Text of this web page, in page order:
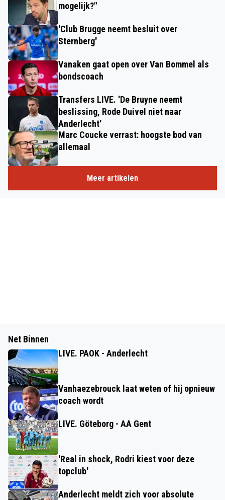
mogelijk?"
'Club Brugge neemt besluit over
Sternberg'
Vanaken gaat open over Van Bommel als
bondscoach
Transfers LIVE. 'De Bruyne neemt
beslissing, Rode Duivel niet naar
Anderlecht'
Marc Coucke verrast: hoogste bod van
allemaal
Meer artikelen
Net Binnen
LIVE. PAOK - Anderlecht
Vanhaezebrouck laat weten of hij opnieuw
coach wordt
LIVE. Göteborg - AA Gent
'Real in shock, Rodri kiest voor deze
topclub'
Anderlecht meldt zich voor absolute